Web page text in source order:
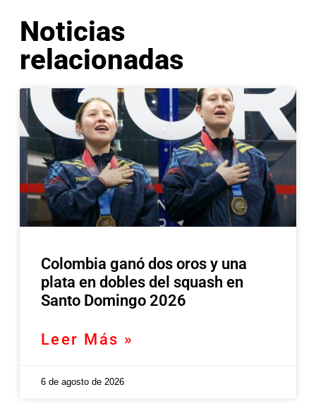
Noticias
relacionadas
Colombia ganó dos oros y una
plata en dobles del squash en
Santo Domingo 2026
Leer Más »
6 de agosto de 2026